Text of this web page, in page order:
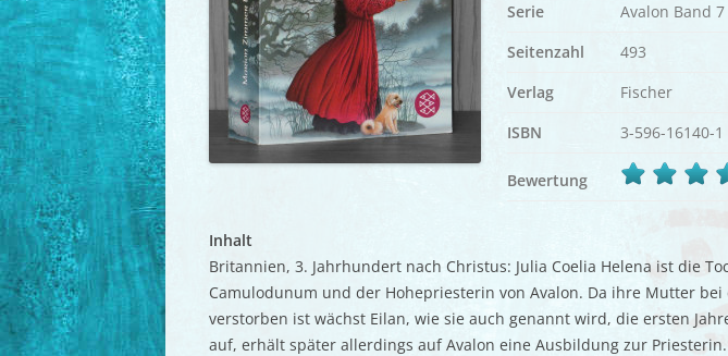
Serie
Avalon Band 7
Seitenzahl
493
Verlag
Fischer
ISBN
3-596-16140-1
Bewertung
Inhalt
Britannien, 3. Jahrhundert nach Christus: Julia Coelia Helena ist die
Camulodunum und der Hohepriesterin von Avalon. Da ihre Mutter
verstorben ist wächst Eilan, wie sie auch genannt wird, die ersten
auf, erhält später allerdings auf Avalon eine Ausbildung zur Priesterin.